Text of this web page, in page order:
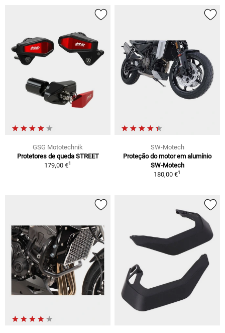
GSG Mototechnik
Protetores de queda STREET
179,00 €1
SW-Motech
Proteção do motor em alumínio
SW-Motech
180,00 €1